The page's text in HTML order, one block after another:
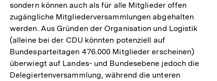
sondern können auch als für alle Mitglieder offen
zugängliche Mitgliederversammlungen abgehalten
werden. Aus Gründen der Organisation und Logistik
(alleine bei der CDU könnten potenziell auf
Bundesparteitagen 476.000 Mitglieder erscheinen)
überwiegt auf Landes- und Bundesebene jedoch die
Delegiertenversammlung, während die unteren